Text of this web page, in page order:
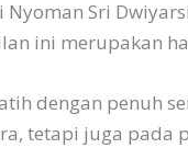
Nyoman Sri
ini merupakan
dengan penuh
tetapi juga pada